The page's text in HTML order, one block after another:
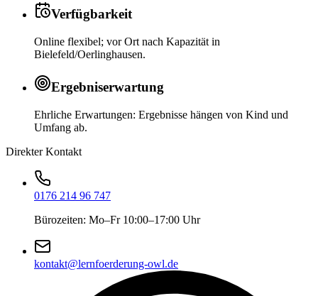
Verfügbarkeit
Online flexibel; vor Ort nach Kapazität in
Bielefeld/Oerlinghausen.
Ergebniserwartung
Ehrliche Erwartungen: Ergebnisse hängen von Kind und
Umfang ab.
Direkter Kontakt
0176 214 96 747
Bürozeiten: Mo–Fr 10:00–17:00 Uhr
kontakt@lernfoerderung-owl.de